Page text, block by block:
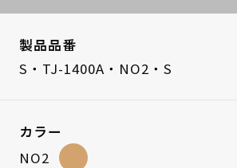
製品品番
S・TJ-1400A・NO2・S
カラー
NO2